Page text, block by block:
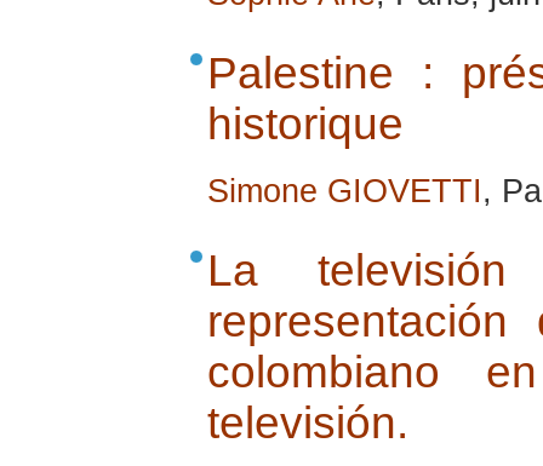
Palestine :
historique
Simone GIOVETTI,
La
colombiano
televisión.